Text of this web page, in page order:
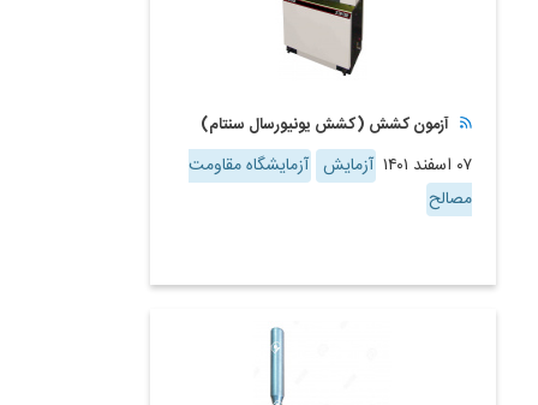
آزمون کشش (کشش یونیورسال سنتام)
۰۷ اسفند ۱۴۰۱ آزمایش آزمایشگاه مقاومت
مصالح